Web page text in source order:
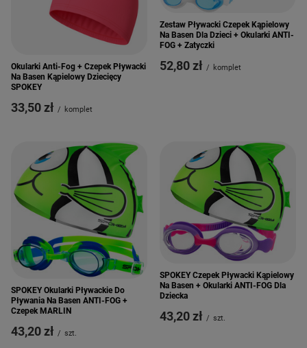
Okularki Anti-Fog + Czepek Pływacki
Na Basen Kąpielowy Dziecięcy
SPOKEY
33,50 zł / komplet
Zestaw Pływacki Czepek Kąpielowy
Na Basen Dla Dzieci + Okularki ANTI-
FOG + Zatyczki
52,80 zł / komplet
SPOKEY Okularki Pływackie Do
Pływania Na Basen ANTI-FOG +
Czepek MARLIN
43,20 zł / szt.
SPOKEY Czepek Pływacki Kąpielowy
Na Basen + Okularki ANTI-FOG Dla
Dziecka
43,20 zł / szt.